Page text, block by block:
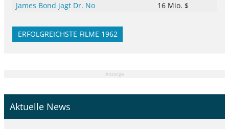
James Bond jagt Dr. No
16 Mio. $
ERFOLGREICHSTE FILME 1962
Anzeige
Aktuelle News